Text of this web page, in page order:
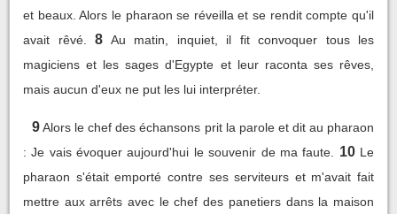
et beaux. Alors le pharaon se réveilla et se rendit compte qu'il
avait rêvé.
8 Au matin, inquiet, il fit convoquer tous les
magiciens et les sages d'Egypte et leur raconta ses rêves,
mais aucun d'eux ne put les lui interpréter.
9Alors le chef des échansons prit la parole et dit au pharaon
: Je vais évoquer aujourd'hui le souvenir de ma faute.
10 Le
pharaon s'était emporté contre ses serviteurs et m'avait fait
mettre aux arrêts avec le chef des panetiers dans la maison